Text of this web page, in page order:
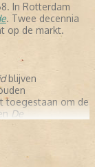
In Rotterdam
. Twee decennia
op de markt.
blijven
toegestaan om de
De
per week lezen.